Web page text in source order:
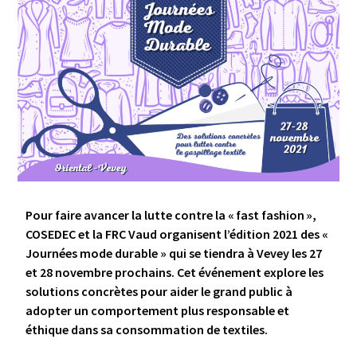
Pour faire avancer la lutte contre la « fast fashion »,
COSEDEC et la FRC Vaud organisent l’édition 2021 des «
Journées mode durable » qui se tiendra à Vevey les 27
et 28 novembre prochains. Cet événement explore les
solutions concrètes pour aider le grand public à
adopter un comportement plus responsable et
éthique dans sa consommation de textiles.